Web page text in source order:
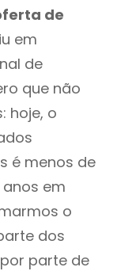
de
em
de
que não
hoje, o
é menos de
em
o
dos
parte de